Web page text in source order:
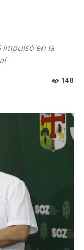
impulsó en la
148